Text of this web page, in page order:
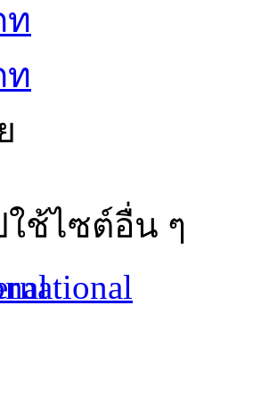
ท
ท
ใช้ไซต์อื่น ๆ